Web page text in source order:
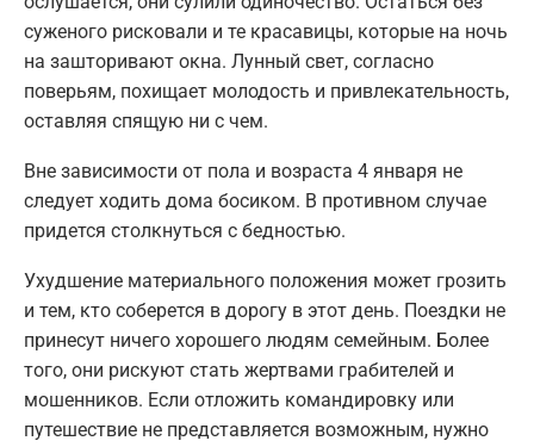
суженого рисковали и те красавицы, которые на ночь
на зашторивают окна. Лунный свет, согласно
поверьям, похищает молодость и привлекательность,
оставляя спящую ни с чем.
Вне зависимости от пола и возраста 4 января не
следует ходить дома босиком. В противном случае
придется столкнуться с бедностью.
Ухудшение материального положения может грозить
и тем, кто соберется в дорогу в этот день. Поездки не
принесут ничего хорошего людям семейным. Более
того, они рискуют стать жертвами грабителей и
мошенников. Если отложить командировку или
путешествие не представляется возможным, нужно